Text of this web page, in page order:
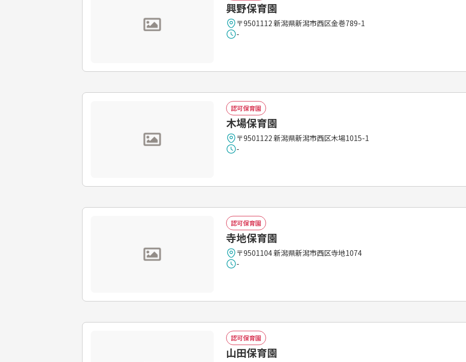
興野保育園
〒9501112 新潟県新潟市西区金巻789-1
-
認可保育園
木場保育園
〒9501122 新潟県新潟市西区木場1015-1
-
認可保育園
寺地保育園
〒9501104 新潟県新潟市西区寺地1074
-
認可保育園
山田保育園